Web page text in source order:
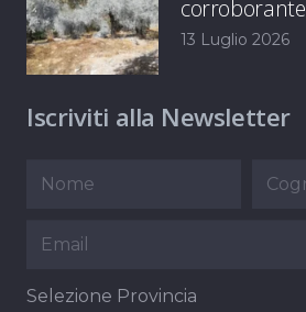
corroborante
13 Luglio 2026
Iscriviti alla Newsletter
Selezione Provincia